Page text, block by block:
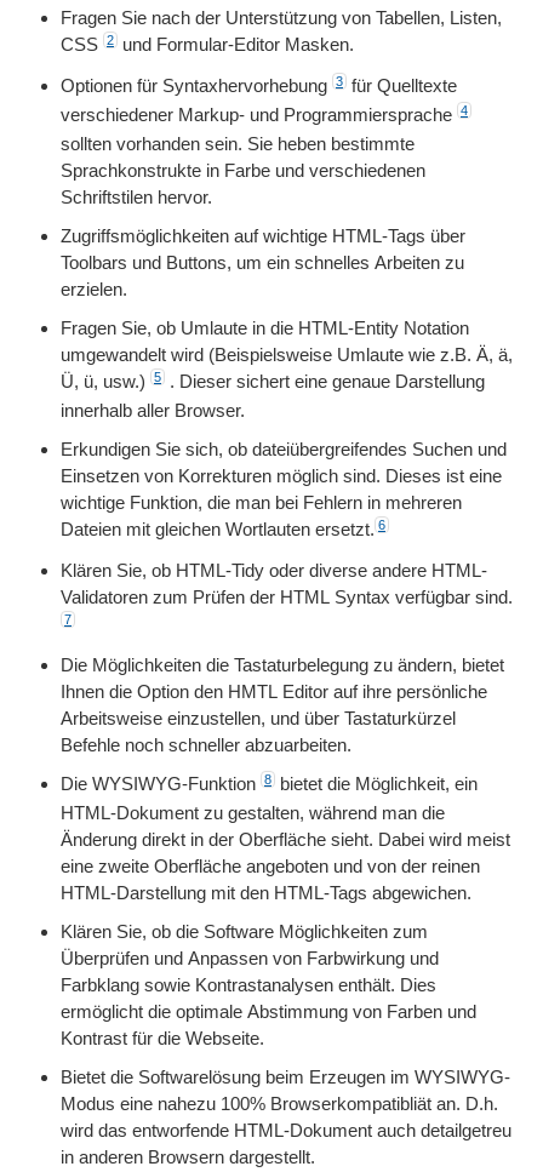
Fragen Sie nach der Unterstützung von Tabellen, Listen,
CSS 2
und Formular-Editor Masken.
Optionen für Syntaxhervorhebung 3
verschiedener Markup- und Programmiersprache 4
sollten vorhanden sein. Sie heben bestimmte
Sprachkonstrukte in Farbe und verschiedenen
Schriftstilen hervor.
Zugriffsmöglichkeiten auf wichtige HTML-Tags über
Toolbars und Buttons, um ein schnelles Arbeiten zu
erzielen.
Fragen Sie, ob Umlaute in die HTML-Entity Notation
umgewandelt wird (Beispielsweise Umlaute wie z.B. Ä, ä,
Ü, ü, usw.)
5
. Dieser sichert eine genaue Darstellung
innerhalb aller Browser.
Erkundigen Sie sich, ob dateiübergreifendes Suchen und
Einsetzen von Korrekturen möglich sind. Dieses ist eine
wichtige Funktion, die man bei Fehlern in mehreren
Dateien mit gleichen Wortlauten ersetzt. 6
Klären Sie, ob HTML-Tidy oder diverse andere HTML-
Validatoren zum Prüfen der HTML Syntax verfügbar sind.
7
Die Möglichkeiten die Tastaturbelegung zu ändern, bietet
Ihnen die Option den HMTL Editor auf ihre persönliche
Arbeitsweise einzustellen, und über Tastaturkürzel
Befehle noch schneller abzuarbeiten.
Die WYSIWYG-Funktion 8
HTML-Dokument zu gestalten, während man die
Änderung direkt in der Oberfläche sieht. Dabei wird meist
eine zweite Oberfläche angeboten und von der reinen
HTML-Darstellung mit den HTML-Tags abgewichen.
Klären Sie, ob die Software Möglichkeiten zum
Überprüfen und Anpassen von Farbwirkung und
Farbklang sowie Kontrastanalysen enthält. Dies
ermöglicht die optimale Abstimmung von Farben und
Kontrast für die Webseite.
Bietet die Softwarelösung beim Erzeugen im WYSIWYG-
Modus eine nahezu 100% Browserkompatibliät an. D.h.
wird das entworfende HTML-Dokument auch detailgetreu
in anderen Browsern dargestellt.